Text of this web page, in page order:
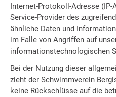
Internet-Protokoll-Adresse (IP-
Service-Provider des
ähnliche Daten und
im Falle von Angriffen auf
informationstechnologischen
Bei der Nutzung dieser
zieht der Schwimmverein
keine Rückschlüsse auf die